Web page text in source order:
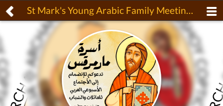
St Mark's Young Arabic Family Meeting at Malak